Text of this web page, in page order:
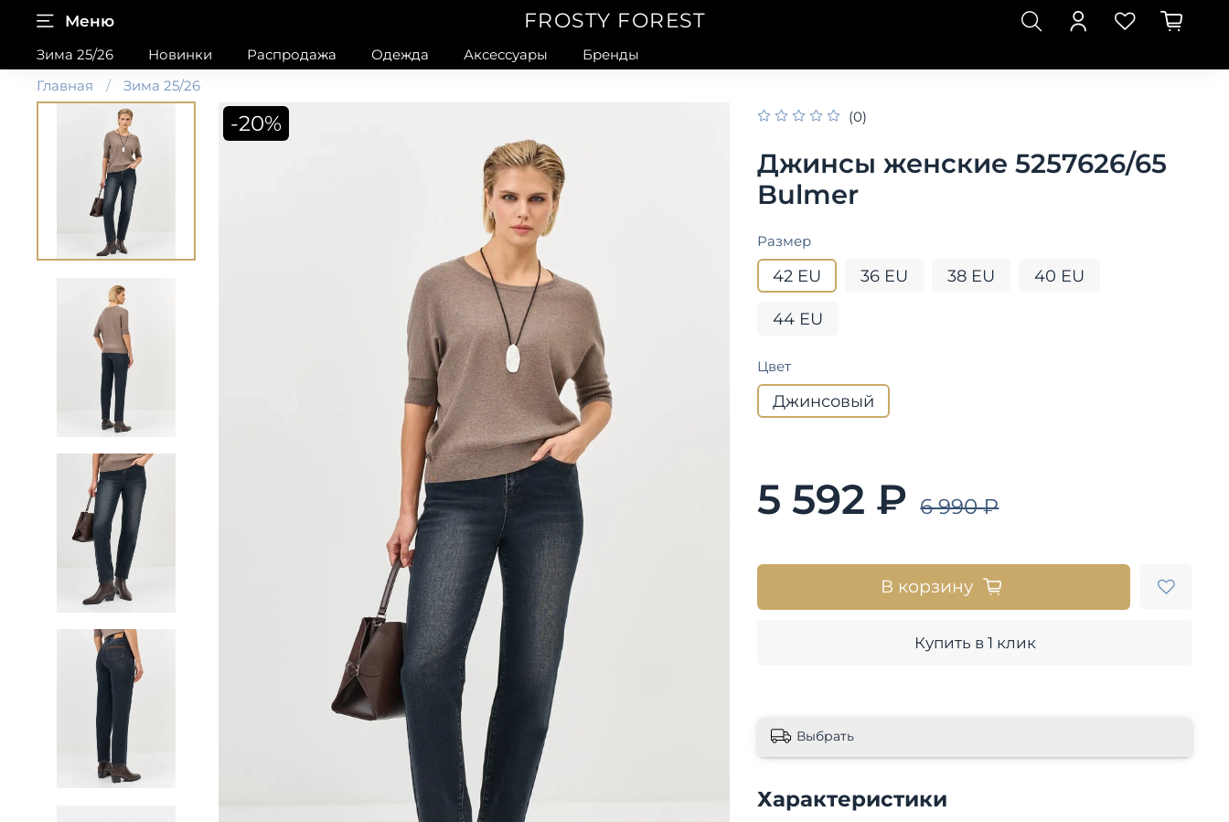
Меню FROSTY FOREST
Зима 25/26 Новинки Распродажа Одежда Аксессуары
Бренды
Главная
Зима 25/26
-20% (0)
Джинсы женские 5257626/65
Bulmer
Размер
42 EU 36 EU 38 EU 40 EU
44 EU
Цвет
Джинсовый
5 592 ₽ 6 990 ₽
В корзину
Купить в 1 клик
Выбрать
Характеристики